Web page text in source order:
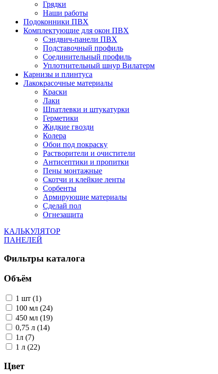
Грядки
Наши работы
Подоконники ПВХ
Комплектующие для окон ПВХ
Сэндвич-панели ПВХ
Подставочный профиль
Соединительный профиль
Уплотнительный шнур Вилатерм
Карнизы и плинтуса
Лакокрасочные материалы
Краски
Лаки
Шпатлевки и штукатурки
Герметики
Жидкие гвозди
Колера
Обои под покраску
Растворители и очистители
Антисептики и пропитки
Пены монтажные
Скотчи и клейкие ленты
Сорбенты
Армирующие материалы
Сделай пол
Огнезащита
КАЛЬКУЛЯТОР
ПАНЕЛЕЙ
Фильтры каталога
Объём
1 шт (1)
100 мл (24)
450 мл (19)
0,75 л (14)
1л (7)
1 л (22)
Цвет